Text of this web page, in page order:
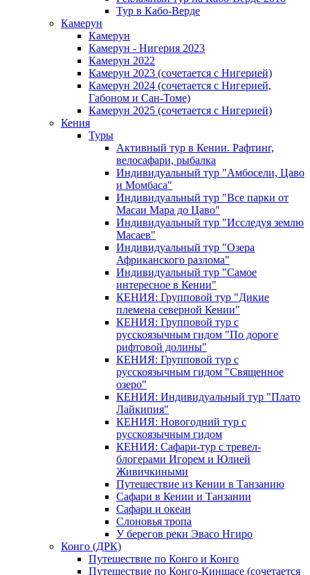
Тур в Кабо-Верде
Камерун
Камерун
Камерун - Нигерия 2023
Камерун 2022
Камерун 2023 (сочетается с Нигерией)
Камерун 2024 (сочетается с Нигерией,
Габоном и Сан-Томе)
Камерун 2025 (сочетается с Нигерией)
Кения
Туры
Активный тур в Кении. Рафтинг,
велосафари, рыбалка
Индивидуальный тур "Амбосели, Цаво
и Момбаса"
Индивидуальный тур "Все парки от
Масаи Мара до Цаво"
Индивидуальный тур "Исследуя землю
Масаев"
Индивидуальный тур "Озера
Африканского разлома"
Индивидуальный тур "Самое
интересное в Кении"
КЕНИЯ: Групповой тур "Дикие
племена северной Кении"
КЕНИЯ: Групповой тур с
русскоязычным гидом "По дороге
рифтовой долины"
КЕНИЯ: Групповой тур с
русскоязычным гидом "Священное
озеро"
КЕНИЯ: Индивидуальный тур "Плато
Лайкипия"
КЕНИЯ: Новогодний тур с
русскоязычным гидом
КЕНИЯ: Сафари-тур с тревел-
блогерами Игорем и Юлией
Живичкиными
Путешествие из Кении в Танзанию
Сафари в Кении и Танзании
Сафари и океан
Слоновья тропа
У берегов реки Эвасо Нгиро
Конго (ДРК)
Путешествие по Конго и Конго
Путешествие по Конго-Киншасе (сочетается